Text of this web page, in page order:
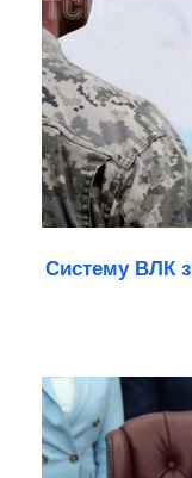
Систему ВЛК